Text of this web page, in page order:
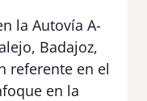
la Autovía A-
Badajoz,
referente en el
en la